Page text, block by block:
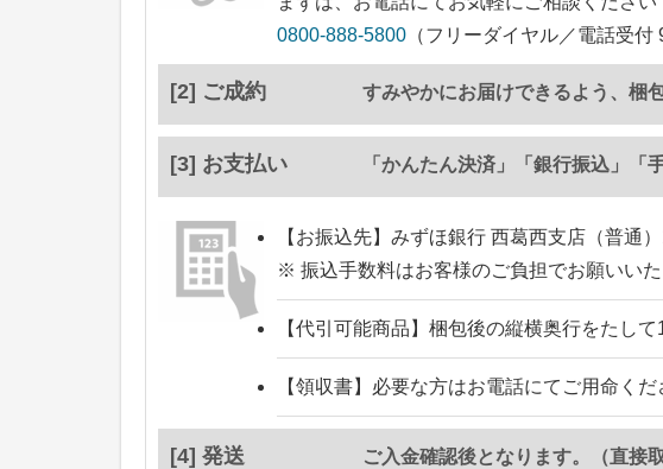
0800-888-5800 （フリーダイヤル／電話受
[2] ご成約 すみやかにお届けできるよう、梱
[3] お支払い 「かんたん決済」「銀行振込」「
【お振込先】 みずほ銀行 西葛西支店（普通
※ 振込手数料はお客様のご負担でお願いいた
【代引可能商品】 梱包後の縦横奥行をたして
【領収書】 必要な方はお電話にてご用命くだ
[4] 発送 ご入金確認後となります。（直接